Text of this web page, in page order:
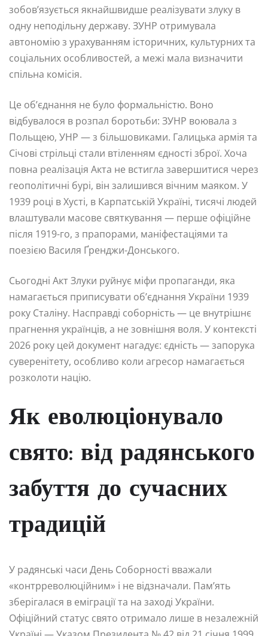
зобов’язується якнайшвидше реалізувати злуку в
одну неподільну державу. ЗУНР отримувала
автономію з урахуванням історичних, культурних та
соціальних особливостей, а межі мала визначити
спільна комісія.
Це об’єднання не було формальністю. Воно
відбувалося в розпал боротьби: ЗУНР воювала з
Польщею, УНР — з більшовиками. Галицька армія та
Січові стрільці стали втіленням єдності зброї. Хоча
повна реалізація Акта не встигла завершитися через
геополітичні бурі, він залишився вічним маяком. У
1939 році в Хусті, в Карпатській Україні, тисячі людей
влаштували масове святкування — перше офіційне
після 1919-го, з прапорами, маніфестаціями та
поезією Василя Ґренджи-Донського.
Сьогодні Акт Злуки руйнує міфи пропаганди, яка
намагається приписувати об’єднання України 1939
року Сталіну. Насправді соборність — це внутрішнє
прагнення українців, а не зовнішня воля. У контексті
2026 року цей документ нагадує: єдність — запорука
суверенітету, особливо коли агресор намагається
розколоти націю.
Як еволюціонувало
свято: від радянського
забуття до сучасних
традицій
У радянські часи День Соборності вважали
«контрреволюційним» і не відзначали. Пам’ять
зберігалася в еміграції та на заході України.
Офіційний статус свято отримало лише в незалежній